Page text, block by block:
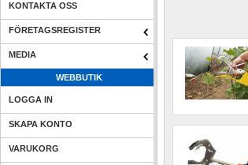
KONTAKTA OSS
FÖRETAGSREGISTER
MEDIA
WEBBUTIK
LOGGA IN
SKAPA KONTO
VARUKORG